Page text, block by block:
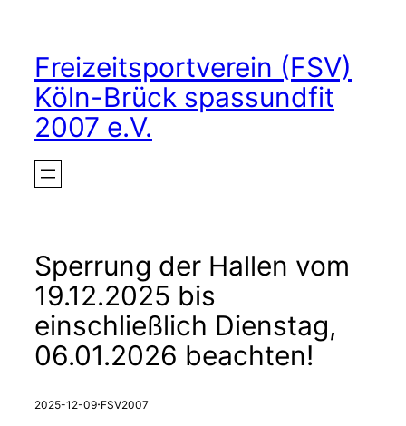
springenFreizeitsportverein (FSV)
Köln-Brück spassundfit
2007 e.V.
Sperrung der Hallen vom
19.12.2025 bis
einschließlich Dienstag,
06.01.2026 beachten!
2025-12-09·FSV2007